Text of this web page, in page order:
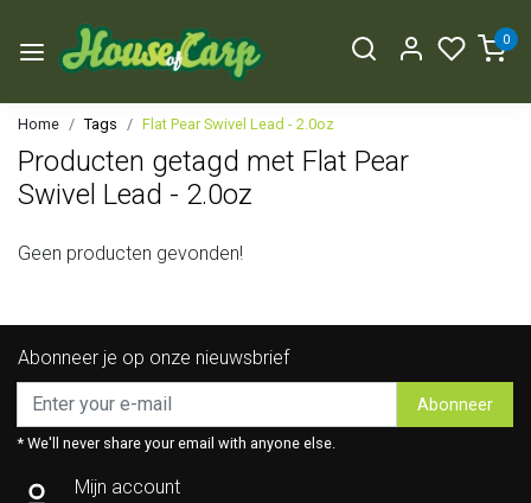
0
Home Tags Flat Pear Swivel Lead - 2.0oz
Producten getagd met Flat Pear
Swivel Lead - 2.0oz
Geen producten gevonden!
Abonneer je op onze nieuwsbrief
Abonneer
* We'll never share your email with anyone else.
Mijn account